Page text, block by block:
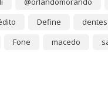
Define
dentes
Fone macedo